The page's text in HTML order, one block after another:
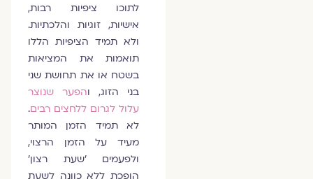
לתוכו ציפיות רבות,
אישיות, זוגיות והלכתיות.
ולא תמיד הציפיות הללו
תואמות את המציאות
בשטח או את תחושת שני
בני הזוג, ו
הפער שנוצר
עלול לגרום ללחצים רבים.
לא תמיד הזמן המותר
מעיד על הזמן הרצוי,
ולפעמים 'שעת רצון'
הופכת ללא כוונה לשעת